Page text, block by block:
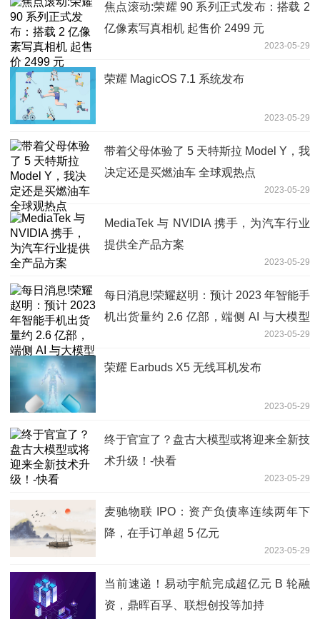
焦点滚动:荣耀 90 系列正式发布：搭载 2
亿像素写真相机 起售价 2499 元
2023-05-29
荣耀 MagicOS 7.1 系统发布
2023-05-29
带着父母体验了 5 天特斯拉 Model Y，我
决定还是买燃油车 全球观热点
2023-05-29
MediaTek 与 NVIDIA 携手，为汽车行业
提供全产品方案
2023-05-29
每日消息!荣耀赵明：预计 2023 年智能手
机出货量约 2.6 亿部，端侧 AI 与大模型
2023-05-29
荣耀 Earbuds X5 无线耳机发布
2023-05-29
终于官宣了？盘古大模型或将迎来全新技
术升级！-快看
2023-05-29
麦驰物联 IPO：资产负债率连续两年下
降，在手订单超 5 亿元
2023-05-29
当前速递！易动宇航完成超亿元 B 轮融
资，鼎晖百孚、联想创投等加持